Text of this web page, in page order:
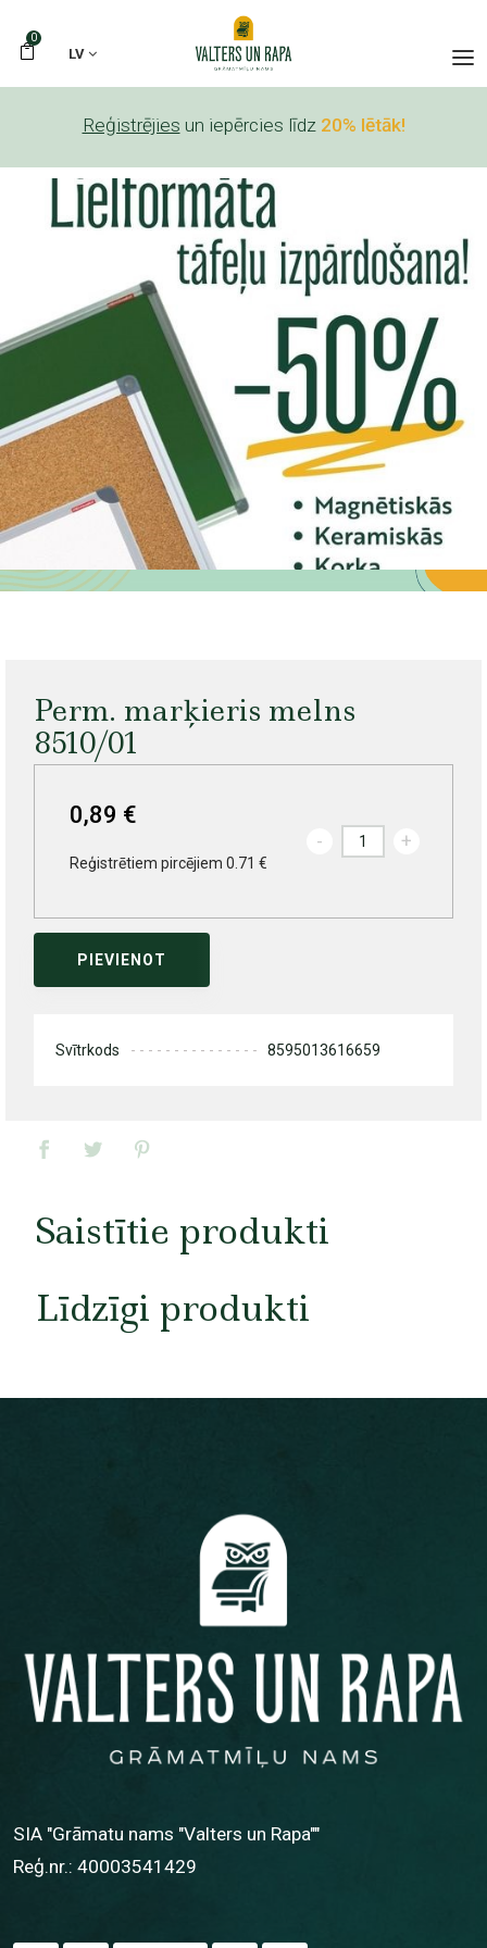
0
LV
Reģistrējies un iepērcies līdz 20% lētāk!
Perm. marķieris melns
8510/01
0,89 €
Reģistrētiem pircējiem 0.71 €
- +
PIEVIENOT
Svītrkods 8595013616659
Saistītie produkti
Līdzīgi produkti
SIA "Grāmatu nams "Valters un Rapa""
Reģ.nr.: 40003541429